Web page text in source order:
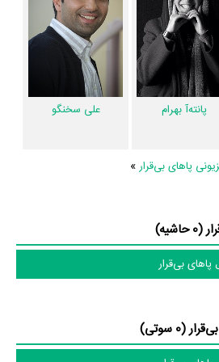
سوتی سریال پاهای بی‌قرار و نقد سریال
نشده است. قطعا ما و شما به این حد قانع
سریال و تئاتر، این دایرة‌المعارف آنلاین و
تلویزیون و تئاتر را کامل و کامل‌تر کنیم.
پانته‌آ بهرام علی سخنگو
پاهای بی‌قرار»
بی‌قرار
(0 سوتی)